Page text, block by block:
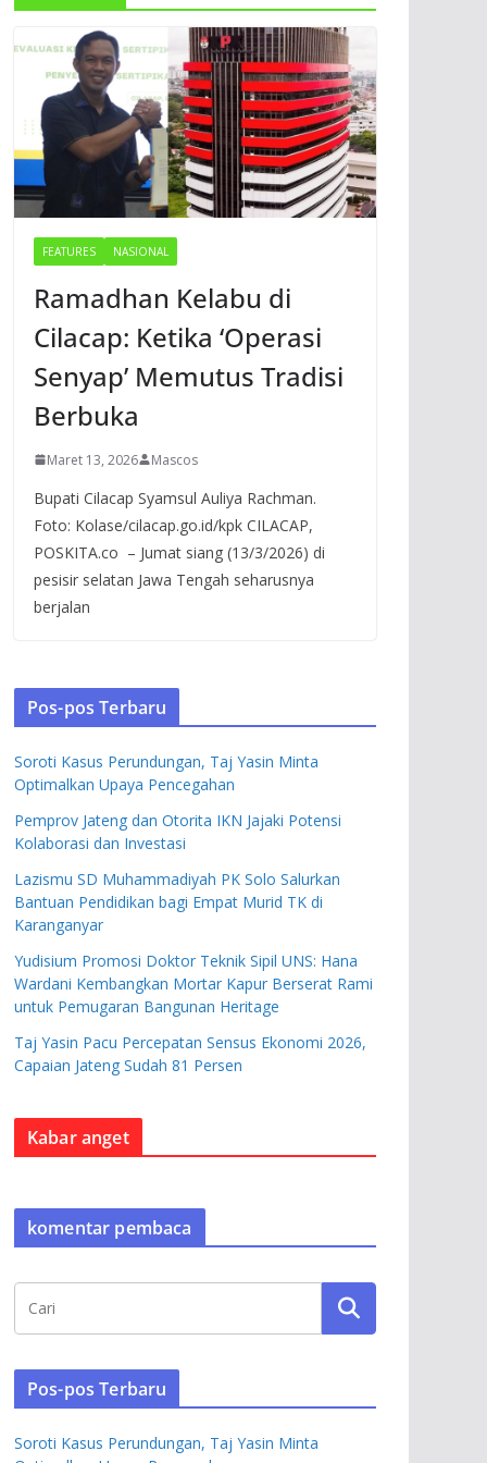
FEATURES NASIONAL
Ramadhan Kelabu di
Cilacap: Ketika ‘Operasi
Senyap’ Memutus Tradisi
Berbuka
Maret 13, 2026 Mascos
Bupati Cilacap Syamsul Auliya Rachman.
Foto: Kolase/cilacap.go.id/kpk CILACAP,
POSKITA.co – Jumat siang (13/3/2026) di
pesisir selatan Jawa Tengah seharusnya
berjalan
Pos-pos Terbaru
Soroti Kasus Perundungan, Taj Yasin Minta
Optimalkan Upaya Pencegahan
Pemprov Jateng dan Otorita IKN Jajaki Potensi
Kolaborasi dan Investasi
Lazismu SD Muhammadiyah PK Solo Salurkan
Bantuan Pendidikan bagi Empat Murid TK di
Karanganyar
Yudisium Promosi Doktor Teknik Sipil UNS: Hana
Wardani Kembangkan Mortar Kapur Berserat Rami
untuk Pemugaran Bangunan Heritage
Taj Yasin Pacu Percepatan Sensus Ekonomi 2026,
Capaian Jateng Sudah 81 Persen
Kabar anget
komentar pembaca
Pos-pos Terbaru
Soroti Kasus Perundungan, Taj Yasin Minta